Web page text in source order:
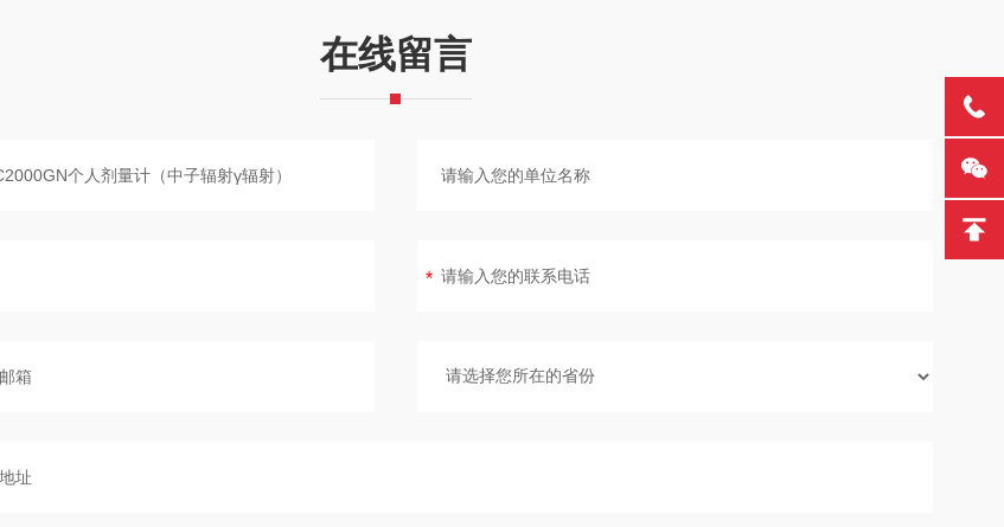
在线留言